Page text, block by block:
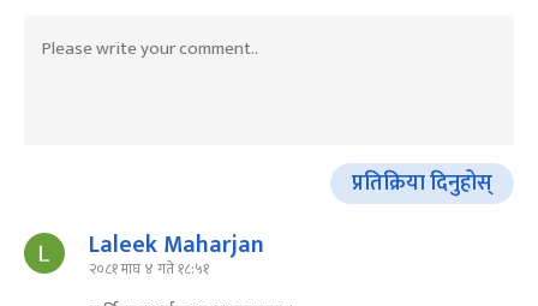
प्रतिक्रिया दिनुहोस्
Laleek Maharjan
२०८१ माघ ४ गते १८:५१